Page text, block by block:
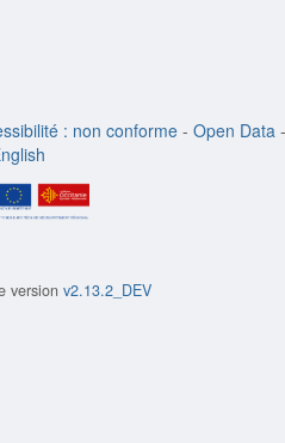
: non conforme - Open Data -
version v2.13.2_DEV